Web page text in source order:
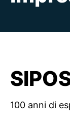
100 anni di